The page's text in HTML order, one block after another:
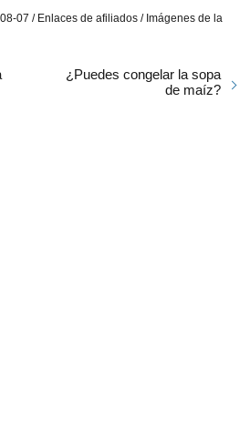
07 / Enlaces de afiliados / Imágenes de la
¿Puedes congelar la sopa
de maíz?